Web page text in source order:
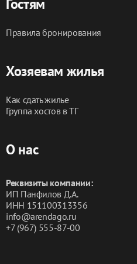
2000₽, который
(замораживается у
беопасный сервис
проживния до 17.00
Мы любим и ценим каждого
все ваши пожелания, чтобы
Гостям
Правила бронирования
Хозяевам жилья
Как сдать жилье
Группа хостов в ТГ
О нас
Реквизиты компании:
ИП Панфилов Д.А.
ИНН 151100313356
info@arendago.ru
+7 (967) 555-87-00